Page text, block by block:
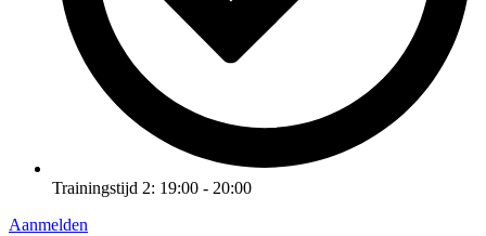
Trainingstijd 2: 19:00 - 20:00
Aanmelden